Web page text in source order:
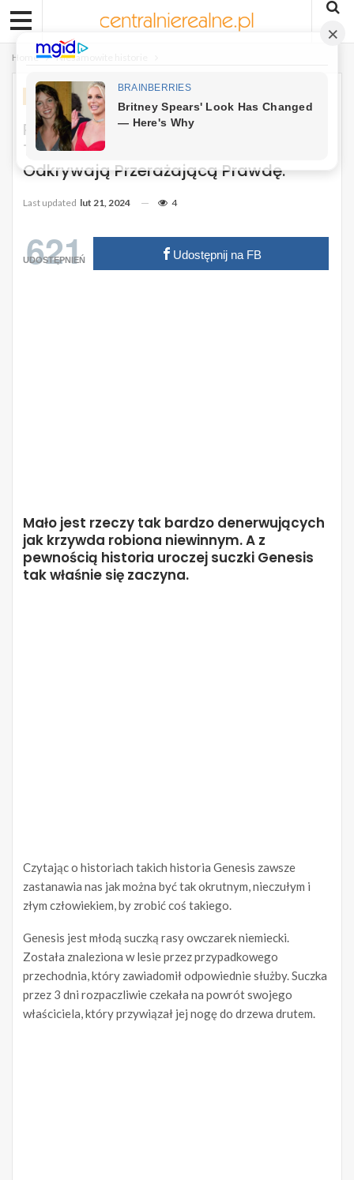
Home Niesamowite historie
NIESAMOWITE HISTORIE
Pies Został Porzucony W Lesie, A Po
Trzech Dniach Dobrzy Ludzie
Odkrywają Przerażającą Prawdę.
Last updated lut 21, 2024 4
621
UDOSTĘPNIEŃ Udostępnij na FB
Mało jest rzeczy tak bardzo denerwujących
jak krzywda robiona niewinnym. A z
pewnością historia uroczej suczki Genesis
tak właśnie się zaczyna.
Czytając o historiach takich historia Genesis zawsze
zastanawia nas jak można być tak okrutnym, nieczułym i
złym człowiekiem, by zrobić coś takiego.
Genesis jest młodą suczką rasy owczarek niemiecki.
Została znaleziona w lesie przez przypadkowego
przechodnia, który zawiadomił odpowiednie służby. Suczka
przez 3 dni rozpaczliwie czekała na powrót swojego
właściciela, który przywiązał jej nogę do drzewa drutem.